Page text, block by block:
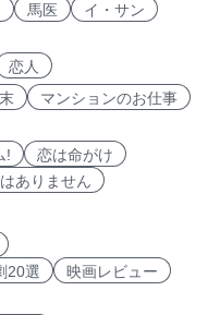
馬医
イ・サン
恋人
マンションのお仕事
!
恋は命がけ
ありません
20選
映画レビュー